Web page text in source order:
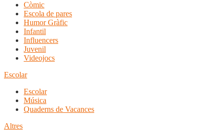
Còmic
Escola de pares
Humor Gràfic
Infantil
Influencers
Juvenil
Videojocs
Escolar
Escolar
Música
Quaderns de Vacances
Altres